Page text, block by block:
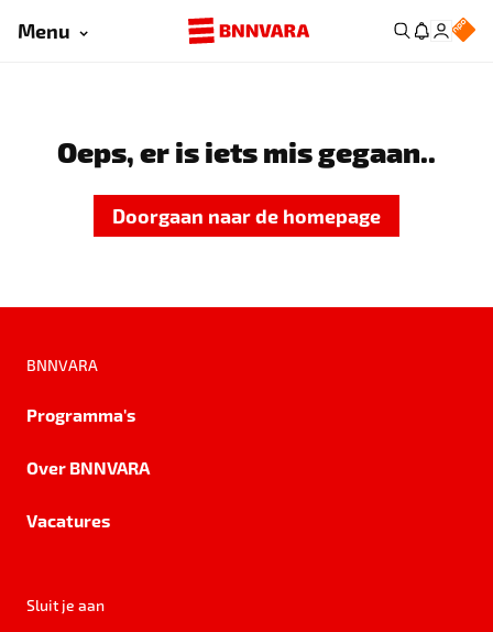
Menu
Oeps, er is iets mis gegaan..
Doorgaan naar de homepage
BNNVARA
Programma's
Over BNNVARA
Vacatures
Sluit je aan